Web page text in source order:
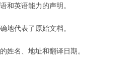
和英语能力的声明。
地代表了原始文档。
姓名、地址和翻译日期。